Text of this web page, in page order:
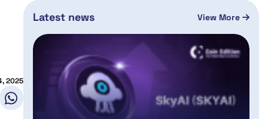
2025
Latest news View More